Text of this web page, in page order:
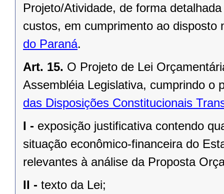
Projeto/Atividade, de forma
custos, em cumprimento ao disposto
do Paraná.
Art. 15. O Projeto de Lei
Assembléia Legislativa, cumprindo o
das Disposições Constitucionais
I - exposição justificativa contendo
situação econômico-financeira do
relevantes à análise da Proposta
II - texto da Lei;